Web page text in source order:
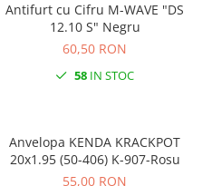
Antifurt cu Cifru M-WAVE "DS
12.10 S" Negru
60,50 RON
58 IN STOC
Anvelopa KENDA KRACKPOT
20x1.95 (50-406) K-907-Rosu
55,00 RON